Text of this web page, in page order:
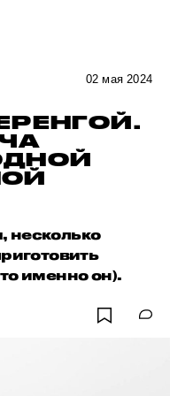
02 мая 2024
несколько
именно он).